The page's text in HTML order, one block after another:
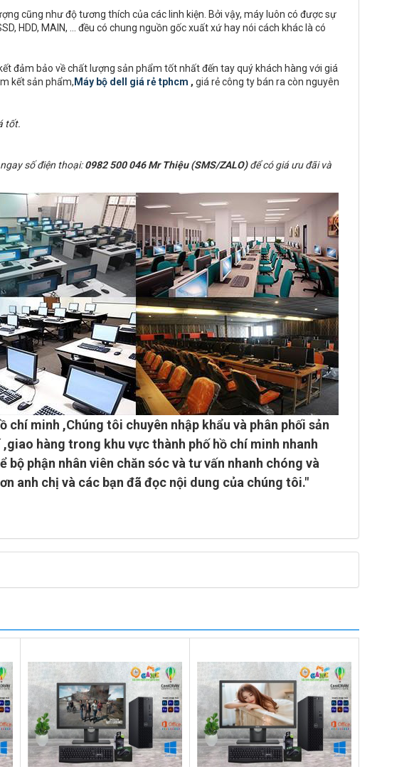
cũng như độ tương thích của các linh kiện. Bởi vậy, máy luôn có được sự
HDD, MAIN, ... đều có chung nguồn gốc xuất xứ hay nói cách khác là có
đảm bảo về chất lượng sản phẩm tốt nhất đến tay quý khách hàng với giá
kết sản phẩm, Máy bộ dell giá rẻ tphcm , giá rẻ công ty bán ra còn nguyên
tốt.
số điện thoại:0982 500 046 Mr Thiệu (SMS/ZALO)để có giá ưu đãi và
chí minh ,Chúng tôi chuyên nhập khẩu và phân phối sản
,giao hàng trong khu vực thành phố hồ chí minh nhanh
phận nhân viên chăn sóc và tư vấn nhanh chóng và
anh chị và các bạn đã đọc nội dung của chúng tôi."